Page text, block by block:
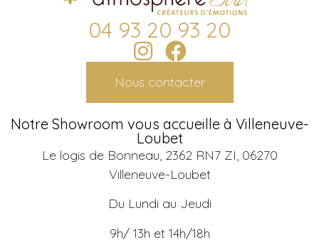
04 93 20 93 20
Nous contacter
Notre Showroom vous accueille à Villeneuve-
Loubet
Le logis de Bonneau, 2362 RN7 ZI, 06270
Villeneuve-Loubet
Du Lundi au Jeudi
9h/ 13h et 14h/18h